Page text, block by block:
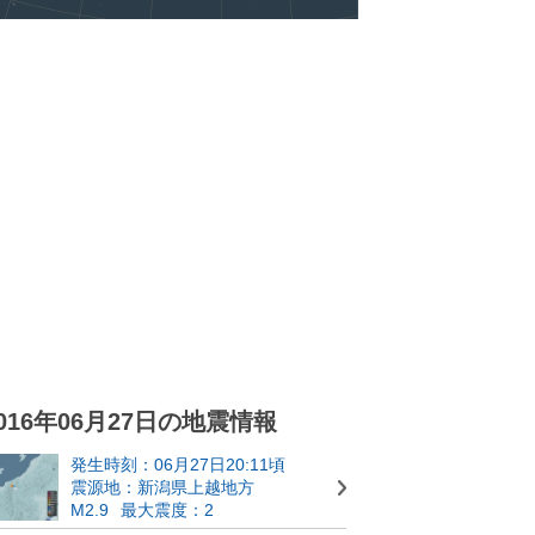
年06月27日の地震情報
発生時刻：06月27日20:11頃
震源地：新潟県上越地方
M2.9
最大震度：2